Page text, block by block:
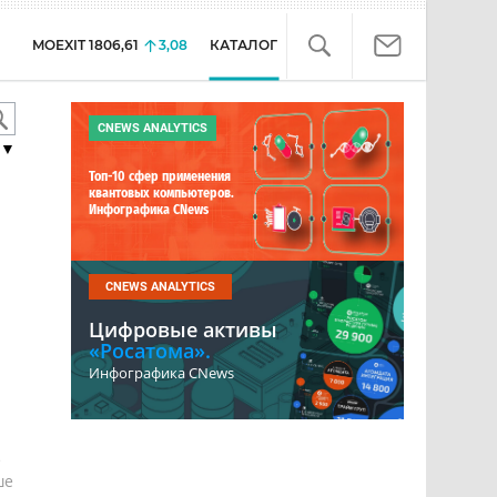
MOEXIT 1806,61 3,08 КАТАЛОГ
CNEWS ANALYTICS
Топ-10 сфер применения
квантовых компьютеров.
Инфографика CNews
CNEWS ANALYTICS
Цифровые активы
«Росатома».
Инфографика CNews